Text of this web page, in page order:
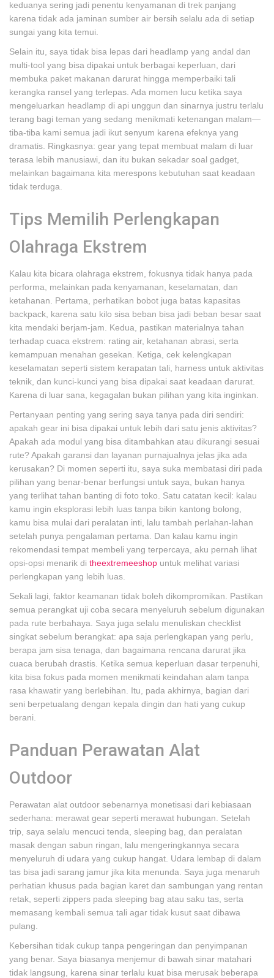
keduanya sering jadi penentu kenyamanan di trek panjang
karena tidak ada jaminan sumber air bersih selalu ada di setiap
sungai yang kita temui.
Selain itu, saya tidak bisa lepas dari headlamp yang andal dan
multi-tool yang bisa dipakai untuk berbagai keperluan, dari
membuka paket makanan darurat hingga memperbaiki tali
kerangka ransel yang terlepas. Ada momen lucu ketika saya
mengeluarkan headlamp di api unggun dan sinarnya justru terlalu
terang bagi teman yang sedang menikmati ketenangan malam—
tiba-tiba kami semua jadi ikut senyum karena efeknya yang
dramatis. Ringkasnya: gear yang tepat membuat malam di luar
terasa lebih manusiawi, dan itu bukan sekadar soal gadget,
melainkan bagaimana kita merespons kebutuhan saat keadaan
tidak terduga.
Tips Memilih Perlengkapan
Olahraga Ekstrem
Kalau kita bicara olahraga ekstrem, fokusnya tidak hanya pada
performa, melainkan pada kenyamanan, keselamatan, dan
ketahanan. Pertama, perhatikan bobot juga batas kapasitas
backpack, karena satu kilo sisa beban bisa jadi beban besar saat
kita mendaki berjam-jam. Kedua, pastikan materialnya tahan
terhadap cuaca ekstrem: rating air, ketahanan abrasi, serta
kemampuan menahan gesekan. Ketiga, cek kelengkapan
keselamatan seperti sistem kerapatan tali, harness untuk aktivitas
teknik, dan kunci-kunci yang bisa dipakai saat keadaan darurat.
Karena di luar sana, kegagalan bukan pilihan yang kita inginkan.
Pertanyaan penting yang sering saya tanya pada diri sendiri:
apakah gear ini bisa dipakai untuk lebih dari satu jenis aktivitas?
Apakah ada modul yang bisa ditambahkan atau dikurangi sesuai
rute? Apakah garansi dan layanan purnajualnya jelas jika ada
kerusakan? Di momen seperti itu, saya suka membatasi diri pada
pilihan yang benar-benar berfungsi untuk saya, bukan hanya
yang terlihat tahan banting di foto toko. Satu catatan kecil: kalau
kamu ingin eksplorasi lebih luas tanpa bikin kantong bolong,
kamu bisa mulai dari peralatan inti, lalu tambah perlahan-lahan
setelah punya pengalaman pertama. Dan kalau kamu ingin
rekomendasi tempat membeli yang terpercaya, aku pernah lihat
opsi-opsi menarik di theextremeeshop untuk melihat variasi
perlengkapan yang lebih luas.
Sekali lagi, faktor keamanan tidak boleh dikompromikan. Pastikan
semua perangkat uji coba secara menyeluruh sebelum digunakan
pada rute berbahaya. Saya juga selalu menuliskan checklist
singkat sebelum berangkat: apa saja perlengkapan yang perlu,
berapa jam sisa tenaga, dan bagaimana rencana darurat jika
cuaca berubah drastis. Ketika semua keperluan dasar terpenuhi,
kita bisa fokus pada momen menikmati keindahan alam tanpa
rasa khawatir yang berlebihan. Itu, pada akhirnya, bagian dari
seni berpetualang dengan kepala dingin dan hati yang cukup
berani.
Panduan Perawatan Alat
Outdoor
Perawatan alat outdoor sebenarnya monetisasi dari kebiasaan
sederhana: merawat gear seperti merawat hubungan. Setelah
trip, saya selalu mencuci tenda, sleeping bag, dan peralatan
masak dengan sabun ringan, lalu mengeringkannya secara
menyeluruh di udara yang cukup hangat. Udara lembap di dalam
tas bisa jadi sarang jamur jika kita menunda. Saya juga menaruh
perhatian khusus pada bagian karet dan sambungan yang rentan
retak, seperti zippers pada sleeping bag atau saku tas, serta
memasang kembali semua tali agar tidak kusut saat dibawa
pulang.
Kebersihan tidak cukup tanpa pengeringan dan penyimpanan
yang benar. Saya biasanya menjemur di bawah sinar matahari
tidak langsung, karena sinar terlalu kuat bisa merusak beberapa